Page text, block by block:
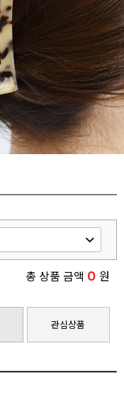
총 상품 금액 0 원
관심상품